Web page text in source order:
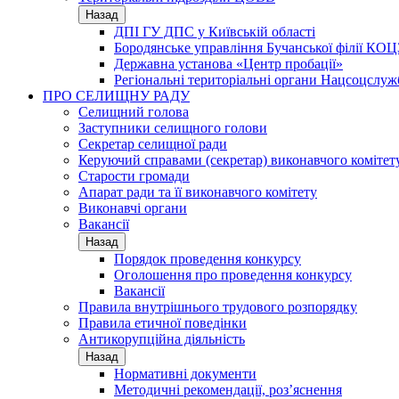
Назад
ДПІ ГУ ДПС у Київській області
Бородянське управління Бучанської філії
Державна установа «Центр пробації»
Регіональні територіальні органи
ПРО СЕЛИЩНУ РАДУ
Селищний голова
Заступники селищного голови
Секретар селищної ради
Керуючий справами (секретар) виконавчого
Старости громади
Апарат ради та її виконавчого комітету
Виконавчі органи
Вакансії
Назад
Порядок проведення конкурсу
Оголошення про проведення конкурсу
Вакансії
Правила внутрішнього трудового розпорядку
Правила етичної поведінки
Антикорупційна діяльність
Назад
Нормативні документи
Методичні рекомендації, роз’яснення